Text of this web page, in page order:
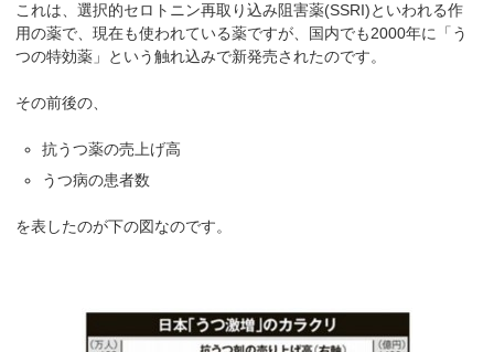
これは、選択的セロトニン再取り込み阻害薬(SSRI)といわれる作
用の薬で、現在も使われている薬ですが、国内でも2000年に「う
つの特効薬」という触れ込みで新発売されたのです。
その前後の、
抗うつ薬の売上げ高
うつ病の患者数
を表したのが下の図なのです。